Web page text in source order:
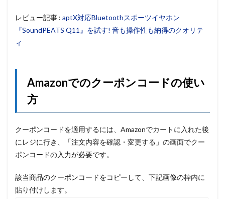
レビュー記事 : aptX対応Bluetoothスポーツイヤホン
『SoundPEATS Q11』を試す! 音も操作性も納得のクオリテ
ィ
Amazonでのクーポンコードの使い
方
クーポンコードを適用するには、Amazonでカートに入れた後
にレジに行き、「注文内容を確認・変更する」の画面でクー
ポンコードの入力が必要です。
該当商品のクーポンコードをコピーして、下記画像の枠内に
貼り付けします。